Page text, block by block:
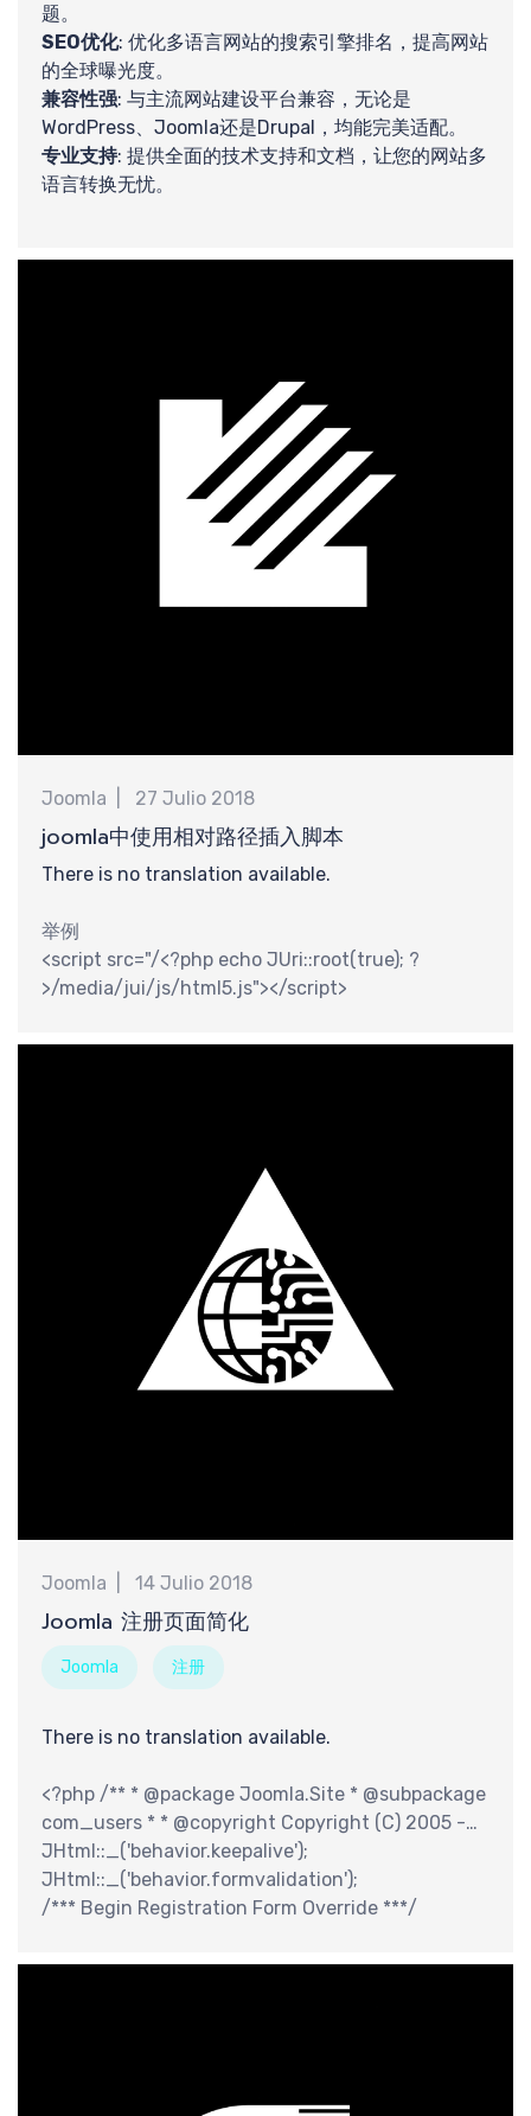
识
巧
计
最
题。
SEO优化: 优化多语言网站的搜索引擎排名，提高网站
的全球曝光度。
兼容性强: 与主流网站建设平台兼容，无论是
WordPress、Joomla还是Drupal，均能完美适配。
专业支持: 提供全面的技术支持和文档，让您的网站多
语言转换无忧。
Joomla 27 Julio 2018
joomla中使用相对路径插入脚本
There is no translation available.
举例
<script src="/<?php echo JUri::root(true); ?
>/media/jui/js/html5.js"></script>
Joomla 14 Julio 2018
Joomla 注册页面简化
Joomla 注册
There is no translation available.
<?php /** * @package Joomla.Site * @subpackage
com_users * * @copyright Copyright (C) 2005 -
2017 Open Source Matters, Inc. All rights
reserved. * @license GNU General Public License
version 2 or later; see LICENSE.txt */
JHtml::_('behavior.keepalive');
JHtml::_('behavior.formvalidation');
/*** Begin Registration Form Override ***/